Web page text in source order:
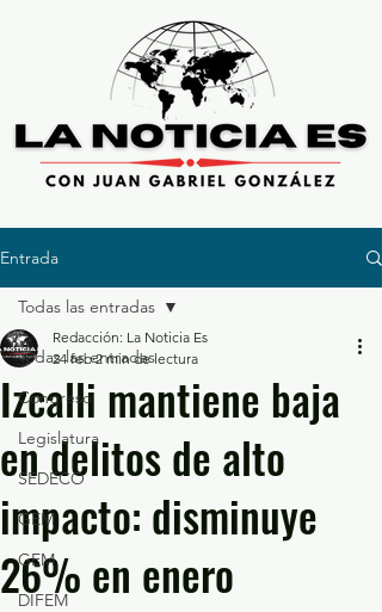
Entrada
Todas las entradas
Congreso
Legislatura
SEDECO
GEM
GEM
DIFEM
Todas las entradas
Izcalli mantiene baja
en delitos de alto
impacto: disminuye
26% en enero
Redacción: La Noticia Es
24 feb 2 min de lectura